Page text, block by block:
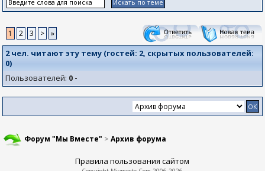
1 2 3 > »
2 чел. читают эту тему (гостей: 2, скрытых пользователей:
0)
Пользователей: 0 -
Форум "Мы Вместе" >Архив форума
Правила пользования сайтом